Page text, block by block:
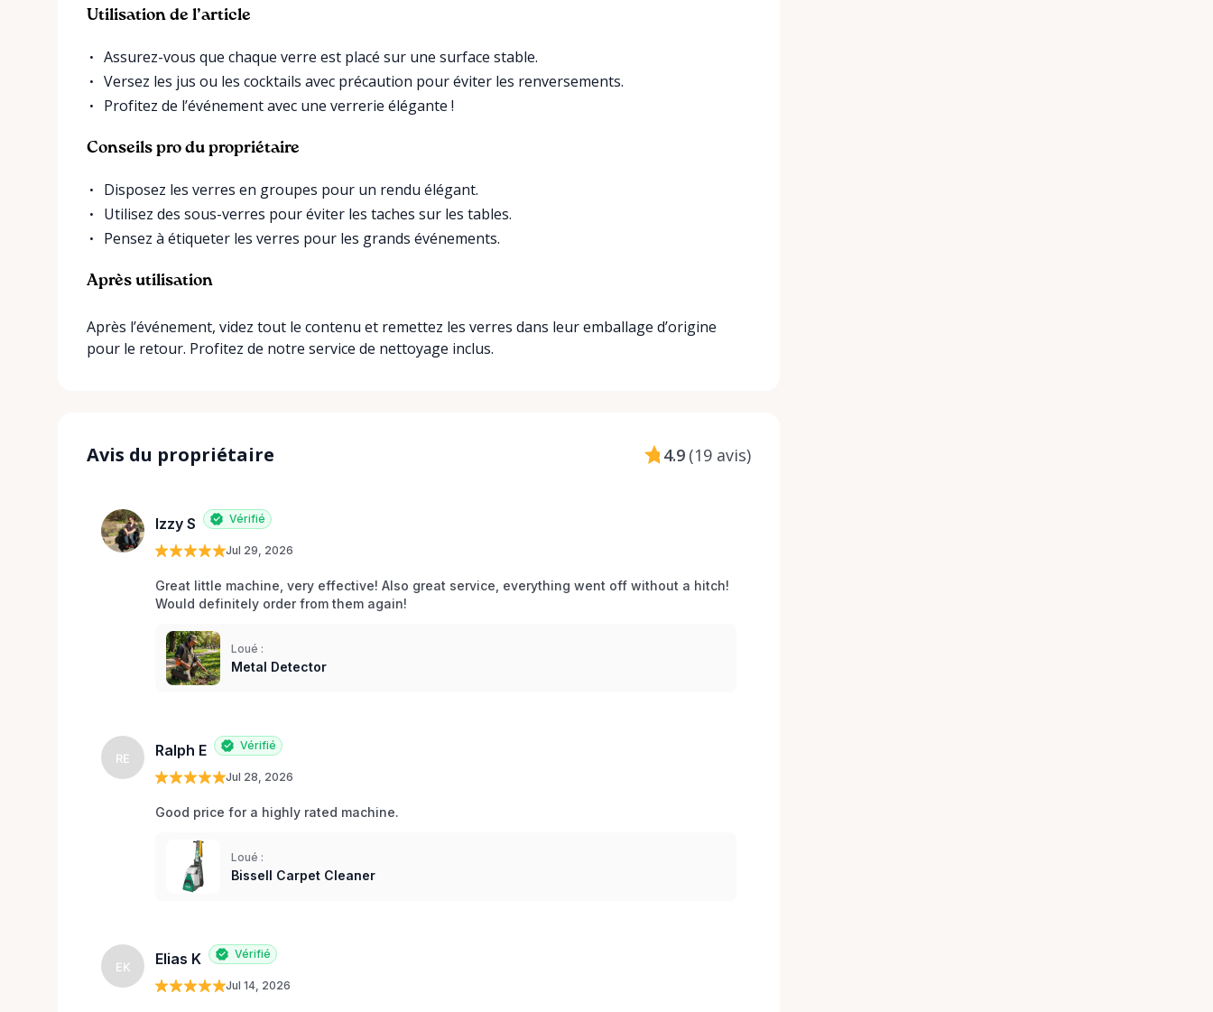
Utilisation de l’article
Assurez-vous que chaque verre est placé sur une surface stable.
Versez les jus ou les cocktails avec précaution pour éviter les renversements.
Profitez de l’événement avec une verrerie élégante !
Conseils pro du propriétaire
Disposez les verres en groupes pour un rendu élégant.
Utilisez des sous-verres pour éviter les taches sur les tables.
Pensez à étiqueter les verres pour les grands événements.
Après utilisation
Après l’événement, videz tout le contenu et remettez les verres dans leur emballage d’origine
pour le retour. Profitez de notre service de nettoyage inclus.
Avis du propriétaire 4.9 (19 avis)
Izzy S Vérifié
Jul 29, 2026
Great little machine, very effective! Also great service, everything went off without a hitch!
Would definitely order from them again!
Loué :
Metal Detector
RE Ralph E Vérifié
Jul 28, 2026
Good price for a highly rated machine.
Loué :
Bissell Carpet Cleaner
EK Elias K Vérifié
Jul 14, 2026